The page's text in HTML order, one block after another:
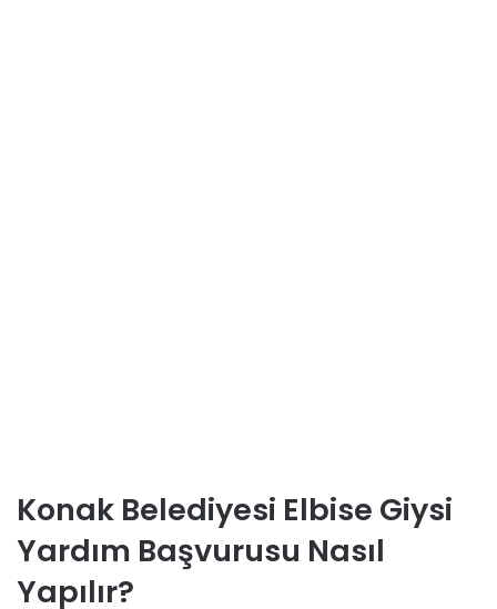
Konak Belediyesi Elbise Giysi
Yardım Başvurusu Nasıl
Yapılır?